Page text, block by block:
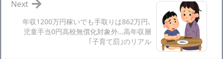
【愕然】ワイ「豚バラ220gカリッカリになるまで焼いて重さ
調べたろww(2割3割減ったら御の字やろなあww)」→結
果・・・・・・・・・・・・・・・・・・・
年収1200万円稼いでも手取りは862万円､
児童手当0円高校無償化対象外…高年収層
｢子育て罰｣のリアル
Next